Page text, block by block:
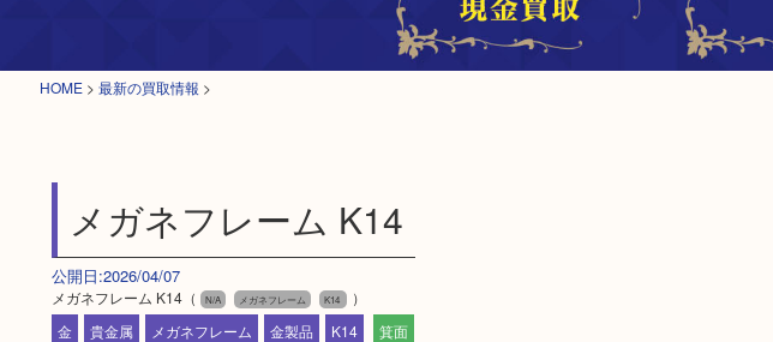
HOME > 最新の買取情報 >
メガネフレーム K14
公開日:2026/04/07
メガネフレーム K14（ N/A メガネフレーム K14
）
金
貴金属 メガネフレーム 金製品 K14 箕面